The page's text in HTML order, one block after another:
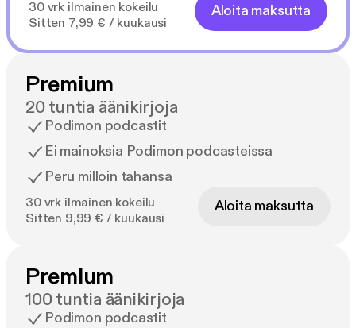
30 vrk ilmainen kokeilu
Sitten 7,99 € / kuukausi
Aloita maksutta
Premium
20 tuntia äänikirjoja
Podimon podcastit
Ei mainoksia Podimon podcasteissa
Peru milloin tahansa
30 vrk ilmainen kokeilu
Sitten 9,99 € / kuukausi
Aloita maksutta
Premium
100 tuntia äänikirjoja
Podimon podcastit